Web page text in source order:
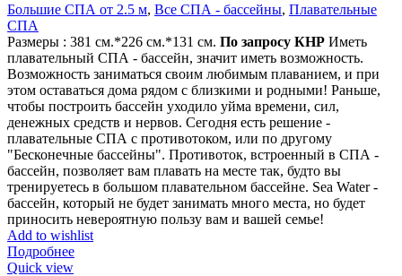
Большие СПА от 2.5 м, Все СПА - бассейны, Плавательные
СПА
Размеры : 381 см.*226 cм.*131 см. По запросу КНР Иметь
плавательный СПА - бассейн, значит иметь возможность.
Возможность заниматься своим любимым плаванием, и при
этом оставаться дома рядом с близкими и родными! Раньше,
чтобы построить бассейн уходило уйма времени, сил,
денежных средств и нервов. Сегодня есть решение -
плавательные СПА с противотоком, или по другому
"Бесконечные бассейны". Противоток, встроенный в СПА -
бассейн, позволяет вам плавать на месте так, будто вы
тренируетесь в большом плавательном бассейне. Sea Water -
бассейн, который не будет занимать много места, но будет
приносить невероятную пользу вам и вашей семье!
Add to wishlist
Подробнее
Quick view